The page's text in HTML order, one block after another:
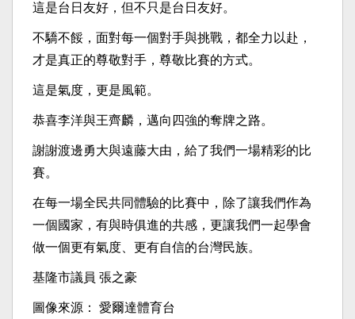
這是台日友好，但不只是台日友好。
不驕不餒，面對每一個對手與挑戰，都全力以赴，
才是真正的尊敬對手，尊敬比賽的方式。
這是氣度，更是風範。
恭喜李洋與王齊麟，邁向四強的奪牌之路。
謝謝渡邊勇大與遠藤大由，給了我們一場精彩的比
賽。
在每一場全民共同體驗的比賽中，除了讓我們作為
一個國家，有與時俱進的共感，更讓我們一起學會
做一個更有氣度、更有自信的台灣民族。
基隆市議員 張之豪
圖像來源： 愛爾達體育台